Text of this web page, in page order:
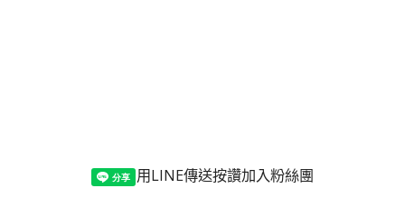
用LINE傳送按讚加入粉絲團